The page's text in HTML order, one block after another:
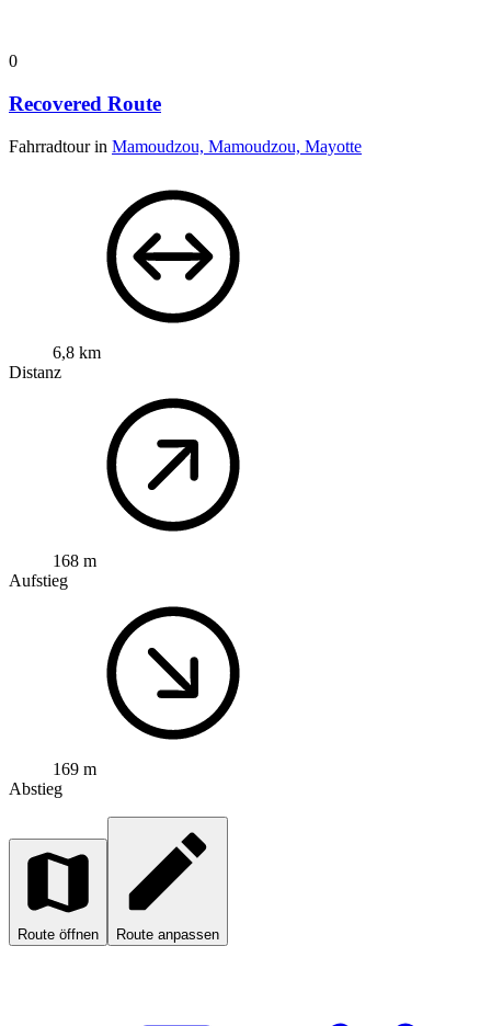
0
Recovered Route
Fahrradtour in Mamoudzou, Mamoudzou, Mayotte
6,8 km
Distanz
168 m
Aufstieg
169 m
Abstieg
Route öffnen Route anpassen